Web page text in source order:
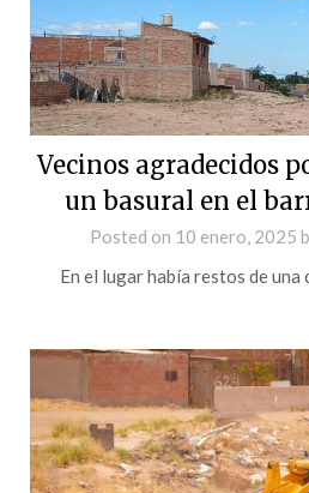
Vecinos agradecidos
un basural en el
Posted on 10 enero, 2025
En el lugar había restos de